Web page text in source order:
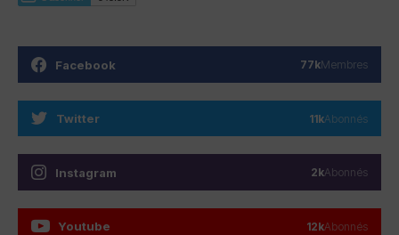
Facebook 77kMembres
Twitter 11kAbonnés
Instagram 2kAbonnés
Youtube 12kAbonnés